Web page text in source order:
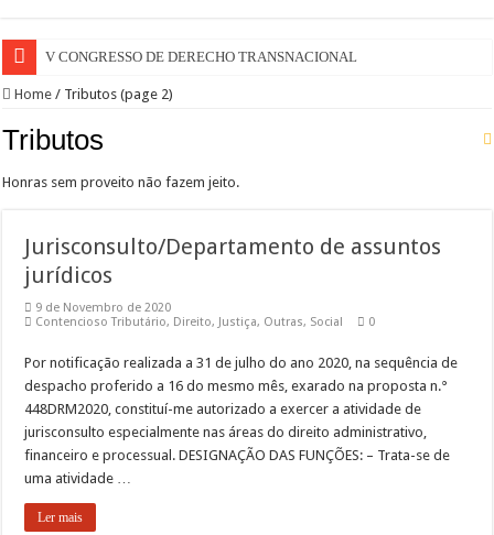
V CONGRESSO DE DERECHO TRANSNACIONAL
Home / Tributos (page 2)
Tributos
Honras sem proveito não fazem jeito.
Jurisconsulto/Departamento de assuntos
jurídicos
9 de Novembro de 2020
Contencioso Tributário, Direito, Justiça, Outras, Social 0
Por notificação realizada a 31 de julho do ano 2020, na sequência de
despacho proferido a 16 do mesmo mês, exarado na proposta n.°
448DRM2020, constituí-me autorizado a exercer a atividade de
jurisconsulto especialmente nas áreas do direito administrativo,
financeiro e processual. DESIGNAÇÃO DAS FUNÇÕES: – Trata-se de
uma atividade …
Ler mais